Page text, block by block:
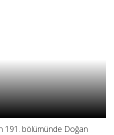
191. bölümünde Doğan